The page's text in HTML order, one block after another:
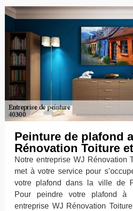
Peinture de plafond
Rénovation Toiture
Notre entreprise WJ Rénovation
met à votre service pour
votre plafond dans la ville de
Pour peindre votre plafond à
entreprise WJ Rénovation